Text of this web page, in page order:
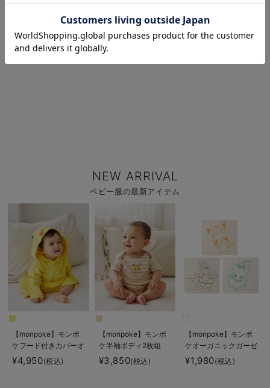
NEW ARRIVAL
ベビー服の最新アイテム
【monpoke】モンポ
ケフード付きカバーオ
ール
¥4,950(税込)
【monpoke】モンポ
ケ半袖ボディ2枚組
¥3,850(税込)
【monpoke】モンポ
ケオーガニックガーゼ
ハンカチ3枚組
¥1,980(税込)
お気に入り商品を確認する